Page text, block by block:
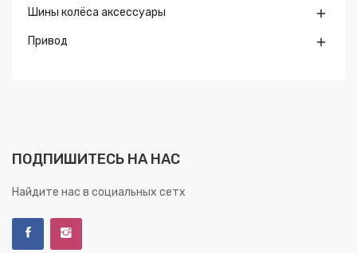
Шины колёса аксессуары 
Привод 
ПОДПИШИТЕСЬ НА НАС
Найдите нас в социальных сетх